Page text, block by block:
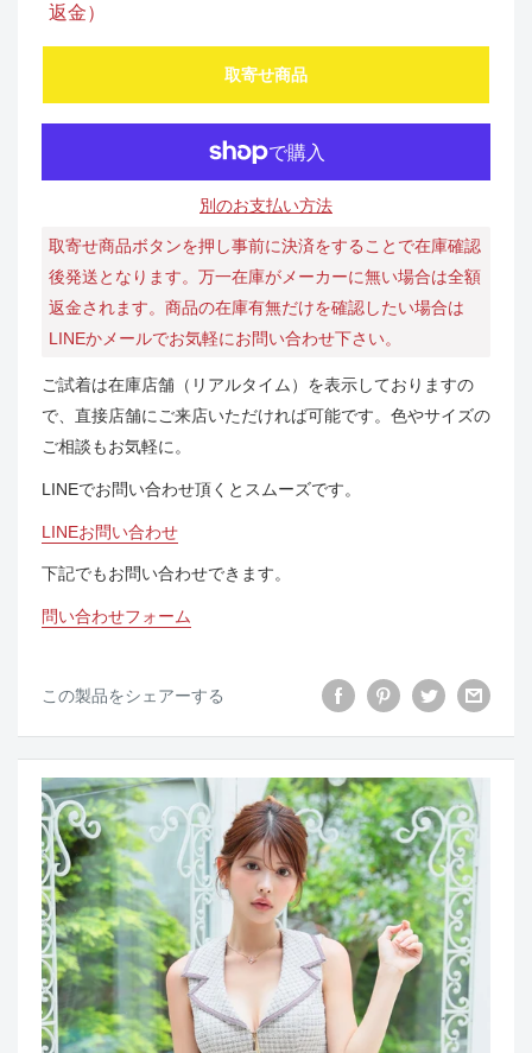
返金）
取寄せ商品
別のお支払い方法
取寄せ商品ボタンを押し事前に決済をすることで在庫確認
後発送となります。万一在庫がメーカーに無い場合は全額
返金されます。商品の在庫有無だけを確認したい場合は
LINEかメールでお気軽にお問い合わせ下さい。
ご試着は在庫店舗（リアルタイム）を表示しておりますの
で、直接店舗にご来店いただければ可能です。色やサイズの
ご相談もお気軽に。
LINEでお問い合わせ頂くとスムーズです。
LINEお問い合わせ
下記でもお問い合わせできます。
問い合わせフォーム
この製品をシェアーする